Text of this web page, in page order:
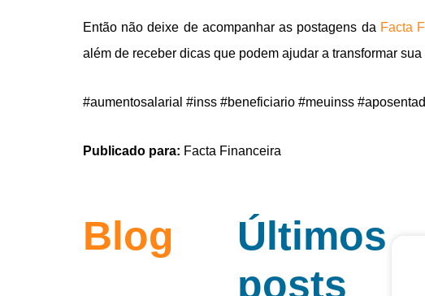
Então não deixe de acompanhar as postagens da Facta
além de receber dicas que podem ajudar a transformar
#aumentosalarial #inss #beneficiario #meuinss
Publicado para: Facta Financeira
Blog
Últimos
posts